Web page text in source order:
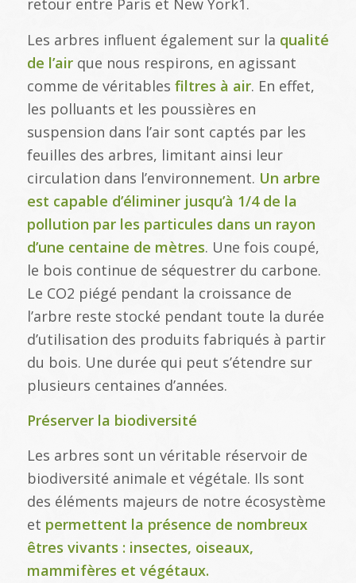
retour entre Paris et New York1.
Les arbres influent également sur la qualité
de l’airque nous respirons, en agissant
comme de véritables filtres à air. En effet,
les polluants et les poussières en
suspension dans l’air sont captés par les
feuilles des arbres, limitant ainsi leur
circulation dans l’environnement. Un arbre
est capable d’éliminer jusqu’à 1/4 de la
pollution par les particules dans un rayon
d’une centaine de mètres. Une fois coupé,
le bois continue de séquestrer du carbone.
Le CO2 piégé pendant la croissance de
l’arbre reste stocké pendant toute la durée
d’utilisation des produits fabriqués à partir
du bois. Une durée qui peut s’étendre sur
plusieurs centaines d’années.
Préserver la biodiversité
Les arbres sont un véritable réservoir de
biodiversité animale et végétale. Ils sont
des éléments majeurs de notre écosystème
et permettent la présence de nombreux
êtres vivants : insectes, oiseaux,
mammifères et végétaux.